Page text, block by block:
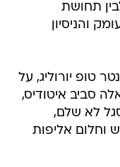
תחושת
והניסיון
טופ יורוליג, על
סביב איטודיס,
לא שלם,
וחלום אליפות